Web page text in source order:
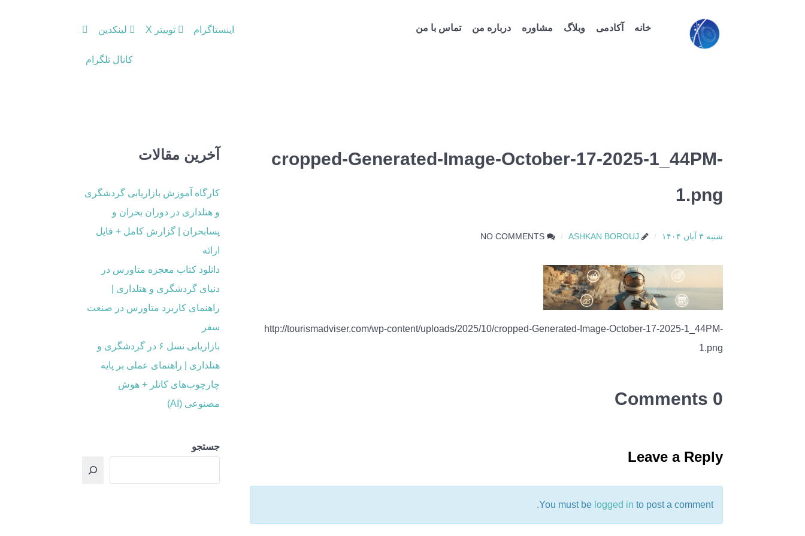
خانه آکادمی وبلاگ مشاوره درباره من تماس با من اینستاگرام توییتر X لینکدین
کانال تلگرام
cropped-Generated-Image-October-17-2025-1_44PM-
1.png
شنبه ۳ آبان ۱۴۰۴ ASHKAN BOROUJ
NO COMMENTS
http://tourismadviser.com/wp-content/uploads/2025/10/cropped-Generated-Image-October-17-2025-1_44PM-
1.png
0 Comments
Leave a Reply
You must be logged in to post a comment.
آخرین مقالات
کارگاه آموزش بازاریابی گردشگری
و هتلداری در دوران بحران و
پسابحران | گزارش کامل + فایل
ارائه
دانلود کتاب معجزه متاورس در
دنیای گردشگری و هتلداری |
راهنمای کاربرد متاورس در صنعت
سفر
بازاریابی نسل ۶ در گردشگری و
هتلداری | راهنمای عملی بر پایه
چارچوب‌های کاتلر + هوش
مصنوعی (AI)
جستجو